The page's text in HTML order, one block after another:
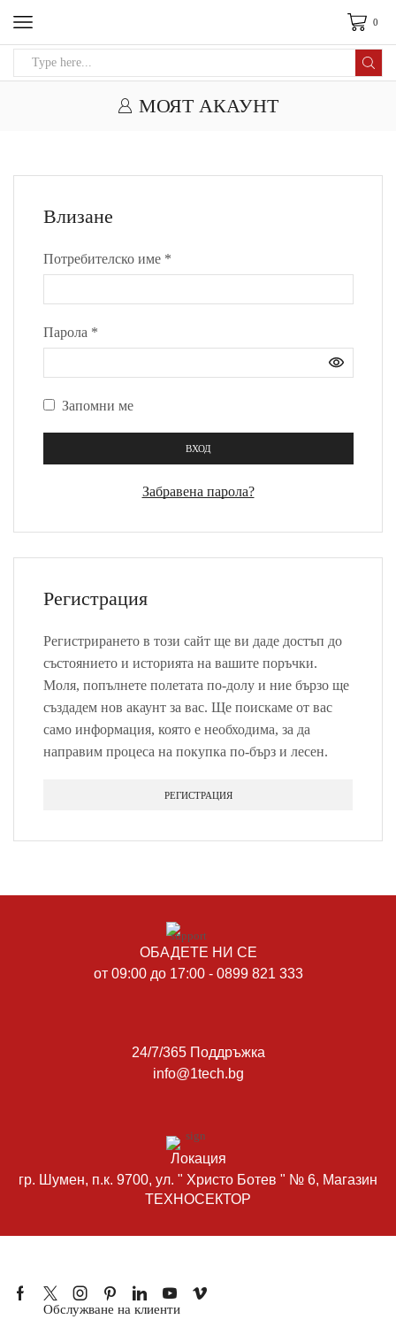
0
МОЯТ АКАУНТ
Влизане
Потребителско име *
Парола *
Запомни ме
ВХОД
Забравена парола?
Регистрация
Регистрирането в този сайт ще ви даде достъп до
състоянието и историята на вашите поръчки.
Моля, попълнете полетата по-долу и ние бързо ще
създадем нов акаунт за вас. Ще поискаме от вас
само информация, която е необходима, за да
направим процеса на покупка по-бърз и лесен.
РЕГИСТРАЦИЯ
ОБАДЕТЕ НИ СЕ
от 09:00 до 17:00 - 0899 821 333
24/7/365 Поддръжка
info@1tech.bg
Локация
гр. Шумен, п.к. 9700, ул. " Христо Ботев " № 6, Магазин
ТЕХНОСЕКТОР
Обслужване на клиенти